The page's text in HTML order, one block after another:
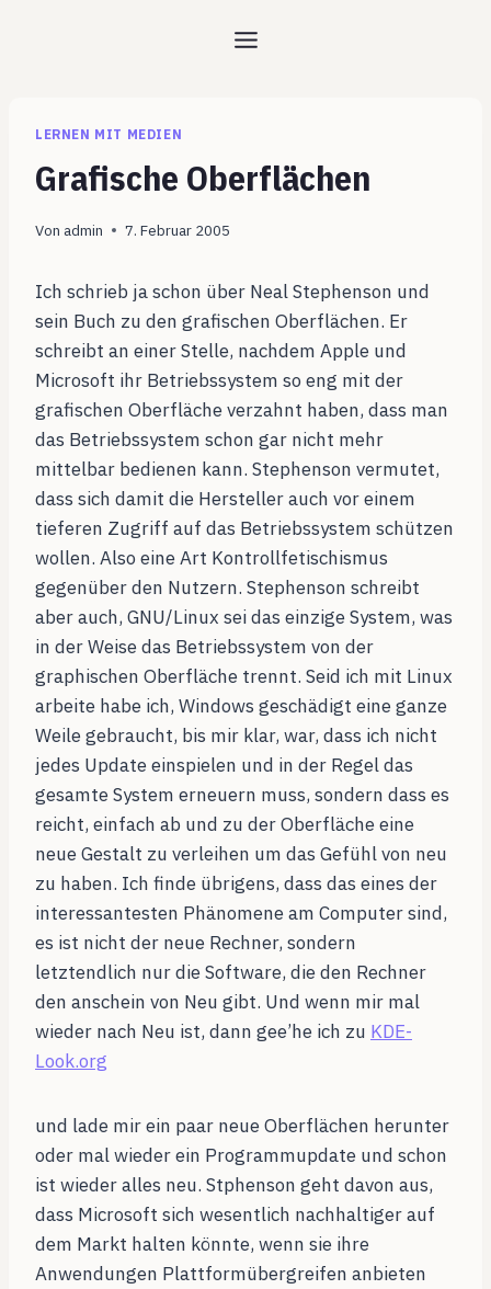
LERNEN MIT MEDIEN
Grafische Oberflächen
Von admin 7. Februar 2005
Ich schrieb ja schon über Neal Stephenson und
sein Buch zu den grafischen Oberflächen. Er
schreibt an einer Stelle, nachdem Apple und
Microsoft ihr Betriebssystem so eng mit der
grafischen Oberfläche verzahnt haben, dass man
das Betriebssystem schon gar nicht mehr
mittelbar bedienen kann. Stephenson vermutet,
dass sich damit die Hersteller auch vor einem
tieferen Zugriff auf das Betriebssystem schützen
wollen. Also eine Art Kontrollfetischismus
gegenüber den Nutzern. Stephenson schreibt
aber auch, GNU/Linux sei das einzige System, was
in der Weise das Betriebssystem von der
graphischen Oberfläche trennt. Seid ich mit Linux
arbeite habe ich, Windows geschädigt eine ganze
Weile gebraucht, bis mir klar, war, dass ich nicht
jedes Update einspielen und in der Regel das
gesamte System erneuern muss, sondern dass es
reicht, einfach ab und zu der Oberfläche eine
neue Gestalt zu verleihen um das Gefühl von neu
zu haben. Ich finde übrigens, dass das eines der
interessantesten Phänomene am Computer sind,
es ist nicht der neue Rechner, sondern
letztendlich nur die Software, die den Rechner
den anschein von Neu gibt. Und wenn mir mal
wieder nach Neu ist, dann gee’he ich zu KDE-
Look.org
und lade mir ein paar neue Oberflächen herunter
oder mal wieder ein Programmupdate und schon
ist wieder alles neu. Stphenson geht davon aus,
dass Microsoft sich wesentlich nachhaltiger auf
dem Markt halten könnte, wenn sie ihre
Anwendungen Plattformübergreifen anbieten